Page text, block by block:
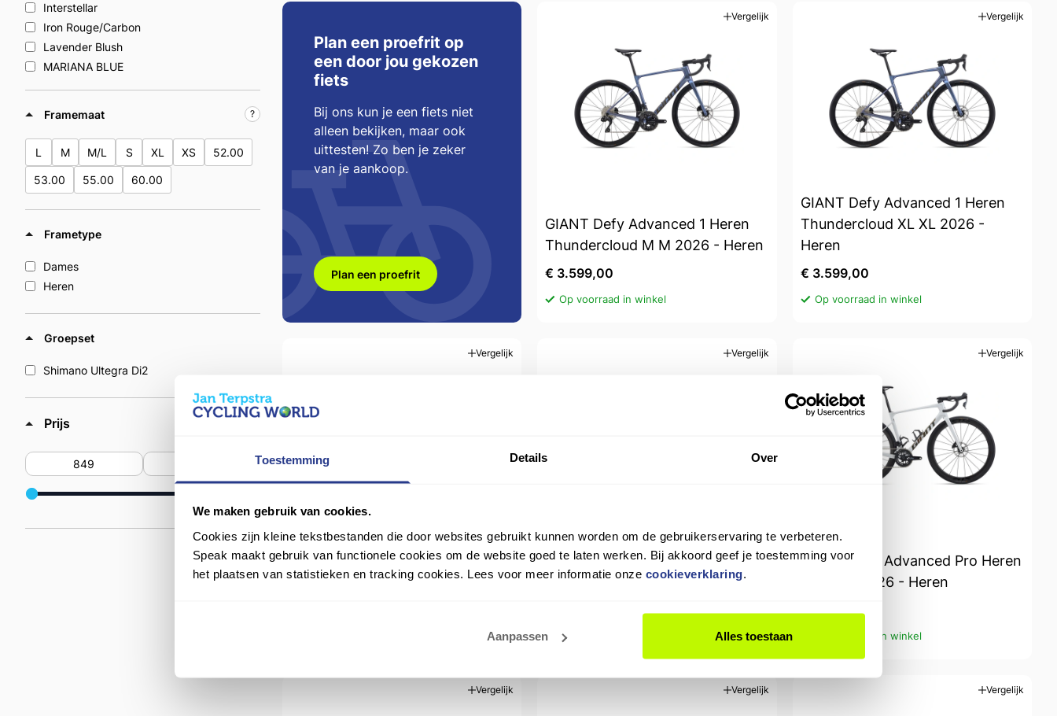
Toestemming Details Over
We maken gebruik van cookies.
Cookies zijn kleine tekstbestanden die door websites gebruikt kunnen worden om de gebruikerservaring te verbeteren.
Speak maakt gebruik van functionele cookies om de website goed te laten werken. Bij akkoord geef je toestemming voor
het plaatsen van statistieken en tracking cookies. Lees voor meer informatie onze cookieverklaring.
Aanpassen Alles toestaan
Interstellar
Iron Rouge/Carbon
Lavender Blush
MARIANA BLUE
Moonstone/Gray
Navy Gray
Nordic Blue
Olive Green
Purple Haze
Stealth Chrome
Unicorn White
Framemaat
L M M/L S XL XS 52.00
53.00 55.00 60.00
Frametype
Dames
Heren
Groepset
Shimano Ultegra Di2
Prijs
Minimale prijs
Maximale prijs
Plan een proefrit op
een door jou gekozen
fiets
Bij ons kun je een fiets niet
alleen bekijken, maar ook
uittesten! Zo ben je zeker
van je aankoop.
Plan een proefrit
Vergelijk
GIANT Defy Advanced 1 Heren
Thundercloud M M 2026 - Heren
€ 3.599,00
Op voorraad in winkel
Vergelijk
GIANT Defy Advanced 1 Heren
Thundercloud XL XL 2026 -
Heren
€ 3.599,00
Op voorraad in winkel
Vergelijk
GIANT Defy Advanced 2 Heren
Abyss Black M M 2026 - Heren
Vergelijk
GIANT Defy Advanced Pro Heren
MARIANA BLUE ML M/L 2026 -
Heren
Op voorraad in winkel
Vergelijk
GIANT Defy Advanced Pro Heren
Wit M M 2026 - Heren
€ 5.199,00
Op voorraad in winkel
Vergelijk Vergelijk Vergelijk